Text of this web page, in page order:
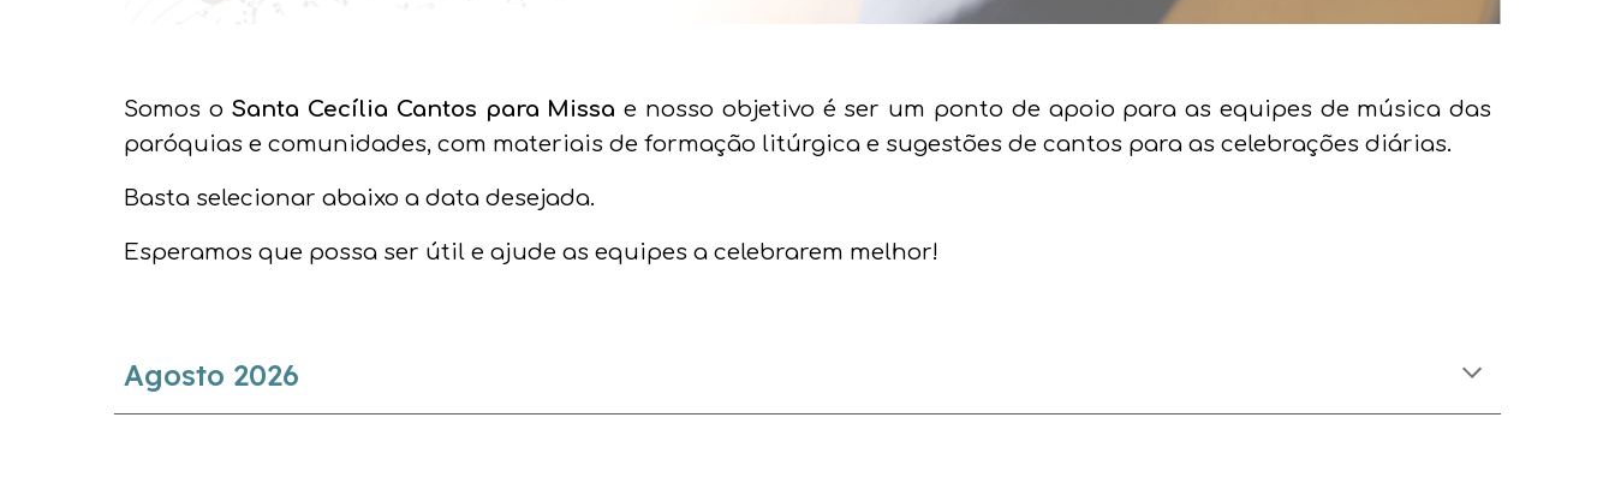
Somos o Santa Cecília Cantos para Missa e nosso objetivo é ser um ponto de apoio para as equipes de música das
paróquias e comunidades, com materiais de formação litúrgica e sugestões de cantos para as celebrações diárias.
Basta selecionar abaixo a data desejada.
Esperamos que possa ser útil e ajude as equipes a celebrarem melhor!
Agosto 2026